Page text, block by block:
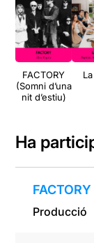
FACTORY
(Somni d’una
nit d’estiu)
Ha
Producció